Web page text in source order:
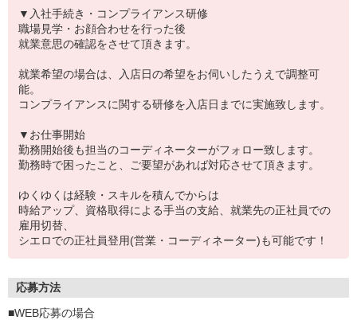
▼入社手続き・コンプライアンス研修
職場見学・お顔合わせを行った後
就業意思の確認をさせて頂きます。
就業希望の場合は、入店日の希望をお伺いしたうえで調整可
能。
コンプライアンスに関する研修を入店日までに実施致します。
▼お仕事開始
勤務開始後も担当のコーディネーターがフォロー致します。
勤務時で困ったこと、ご要望があれば対応させて頂きます。
ゆくゆくは経験・スキルを積んでからは
時給アップ、資格取得による手当の支給、就業先の正社員での
雇用切替、
シエロでの正社員登用(営業・コーディネーター)も可能です！
応募方法
■WEB応募の場合